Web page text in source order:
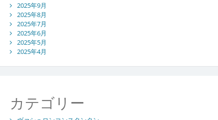
2025年9月
2025年8月
2025年7月
2025年6月
2025年5月
2025年4月
カテゴリー